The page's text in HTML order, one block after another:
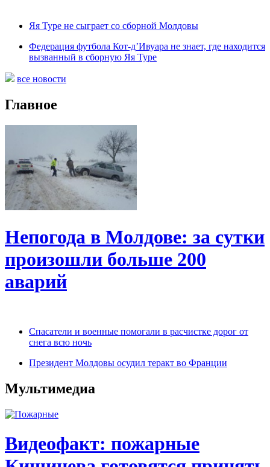
Яя Туре не сыграет со сборной Молдовы
Федерация футбола Кот-д’Ивуара не знает, где находится
вызванный в сборную Яя Туре
все новости
Главное
Непогода в Молдове: за сутки
произошли больше 200
аварий
Спасатели и военные помогали в расчистке дорог от
снега всю ночь
Президент Молдовы осудил теракт во Франции
Мультимедиа
Видеофакт: пожарные